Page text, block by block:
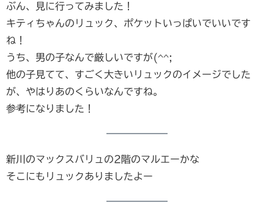
ぶん、見に行ってみました！
キティちゃんのリュック、ポケットいっぱいでいいです
ね！
うち、男の子なんで厳しいですが(^^;
他の子見てて、すごく大きいリュックのイメージでした
が、やはりあのくらいなんですね。
参考になりました！
新川のマックスバリュの2階のマルエーかな
そこにもリュックありましたよー